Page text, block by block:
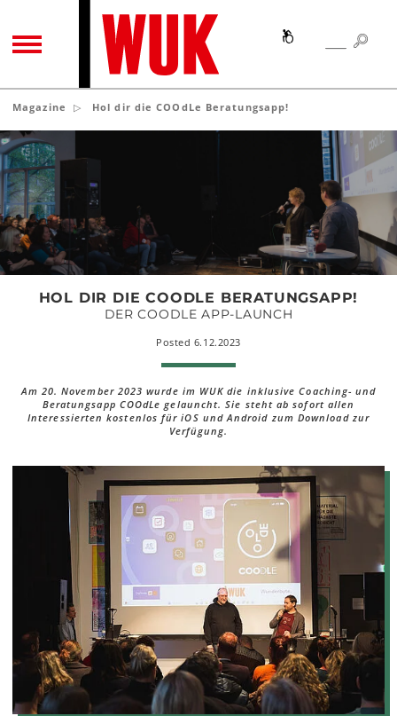
TOGGLE NAVIGATION SEARCH
Magazine Hol dir die COOdLe Beratungsapp!
Hol
dir
die
COOdLe
Beratungsapp!
HOL DIR DIE COODLE BERATUNGSAPP!
DER COODLE APP-LAUNCH
Posted 6.12.2023
Am 20. November 2023 wurde im WUK die inklusive Coaching- und
Beratungsapp COOdLe gelauncht. Sie steht ab sofort allen
Interessierten kostenlos für iOS und Android zum Download zur
Verfügung.